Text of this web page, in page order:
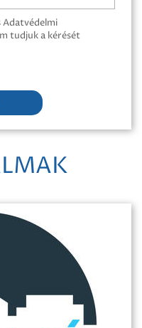
Adatvédelmi
tudjuk a kérését